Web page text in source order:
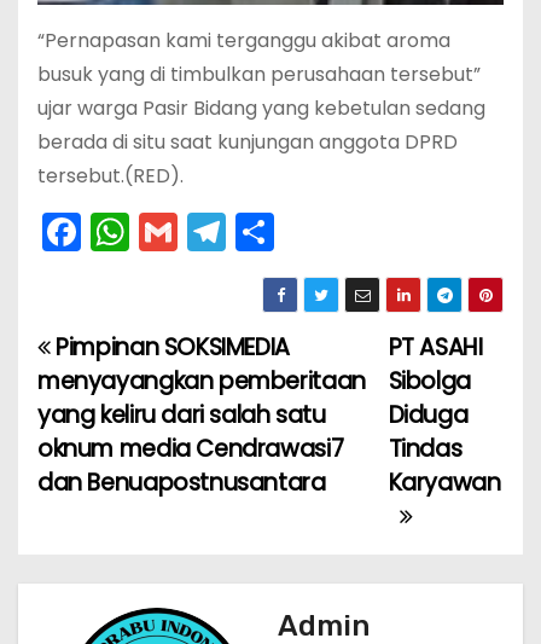
“Pernapasan kami terganggu akibat aroma
busuk yang di timbulkan perusahaan tersebut”
ujar warga Pasir Bidang yang kebetulan sedang
berada di situ saat kunjungan anggota DPRD
tersebut.(RED).
F
a
e
b
o
o
k
W
h
ts
A
p
p
G
m
l
T
el
gr
a
m
h
ar
e
N
a
v
PT ASAHI
Sibolga
Diduga
Tindas
Karyawan
Pimpinan SOKSIMEDIA
menyayangkan pemberitaan
yang keliru dari salah satu
oknum media Cendrawasi7
dan Benuapostnusantara
Admin